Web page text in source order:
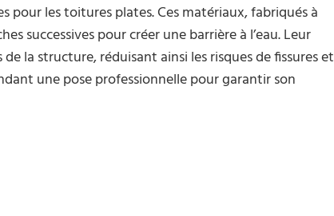
pour les toitures plates. Ces matériaux, fabriqués à
successives pour créer une barrière à l’eau. Leur
la structure, réduisant ainsi les risques de fissures et
une pose professionnelle pour garantir son